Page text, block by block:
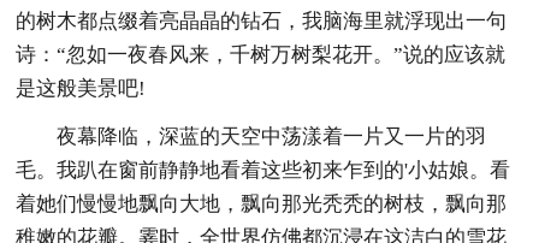
的树木都点缀着亮晶晶的钻石，我脑海里就浮现出一句
诗：“忽如一夜春风来，千树万树梨花开。”说的应该就
是这般美景吧!
夜幕降临，深蓝的天空中荡漾着一片又一片的羽
毛。我趴在窗前静静地看着这些初来乍到的'小姑娘。看
着她们慢慢地飘向大地，飘向那光秃秃的树枝，飘向那
稚嫩的花瓣。霎时，全世界仿佛都沉浸在这洁白的雪花